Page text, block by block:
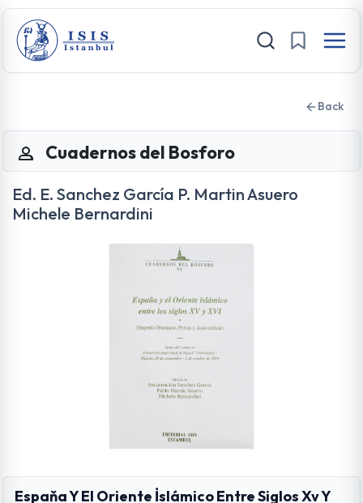
Back
Cuadernos del Bosforo
Ed. E. Sanchez García P. Martin Asuero
Michele Bernardini
Espaňa Y El Oriente İslámico Entre Siglos Xv Y